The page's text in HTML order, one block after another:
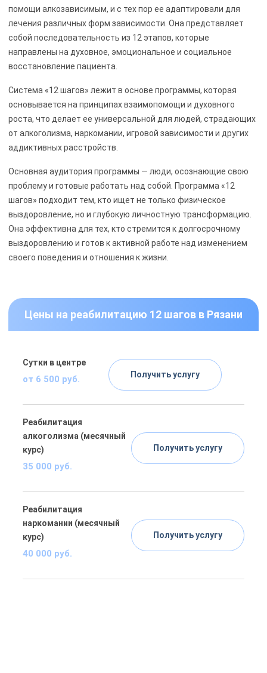
помощи алкозависимым, и с тех пор ее адаптировали для
лечения различных форм зависимости. Она представляет
собой последовательность из 12 этапов, которые
направлены на духовное, эмоциональное и социальное
восстановление пациента.
Система «12 шагов» лежит в основе программы, которая
основывается на принципах взаимопомощи и духовного
роста, что делает ее универсальной для людей, страдающих
от алкоголизма, наркомании, игровой зависимости и других
аддиктивных расстройств.
Основная аудитория программы — люди, осознающие свою
проблему и готовые работать над собой. Программа «12
шагов» подходит тем, кто ищет не только физическое
выздоровление, но и глубокую личностную трансформацию.
Она эффективна для тех, кто стремится к долгосрочному
выздоровлению и готов к активной работе над изменением
своего поведения и отношения к жизни.
Цены на реабилитацию 12 шагов в Рязани
Сутки в центре
от 6 500 руб. Получить услугу
Реабилитация
алкоголизма (месячный
курс)
35 000 руб.
Получить услугу
Реабилитация
наркомании (месячный
курс)
40 000 руб.
Получить услугу